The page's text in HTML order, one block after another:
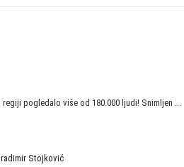
pogledalo više od 180.000 ljudi! Snimljen ...
Stojković